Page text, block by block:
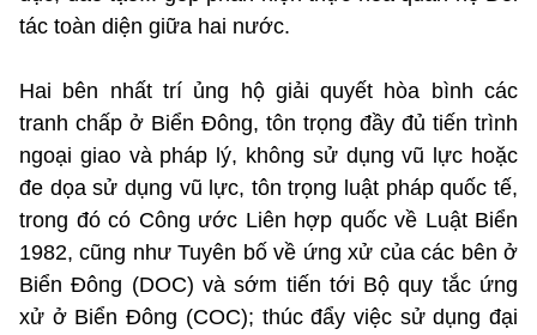
tác toàn diện giữa hai nước.
Hai bên nhất trí ủng hộ giải quyết hòa bình các
tranh chấp ở Biển Đông, tôn trọng đầy đủ tiến trình
ngoại giao và pháp lý, không sử dụng vũ lực hoặc
đe dọa sử dụng vũ lực, tôn trọng luật pháp quốc tế,
trong đó có Công ước Liên hợp quốc về Luật Biển
1982, cũng như Tuyên bố về ứng xử của các bên ở
Biển Đông (DOC) và sớm tiến tới Bộ quy tắc ứng
xử ở Biển Đông (COC); thúc đẩy việc sử dụng đại